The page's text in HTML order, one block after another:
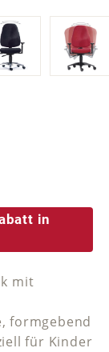
5 Sternen
in
mit
formgebend
für Kinder